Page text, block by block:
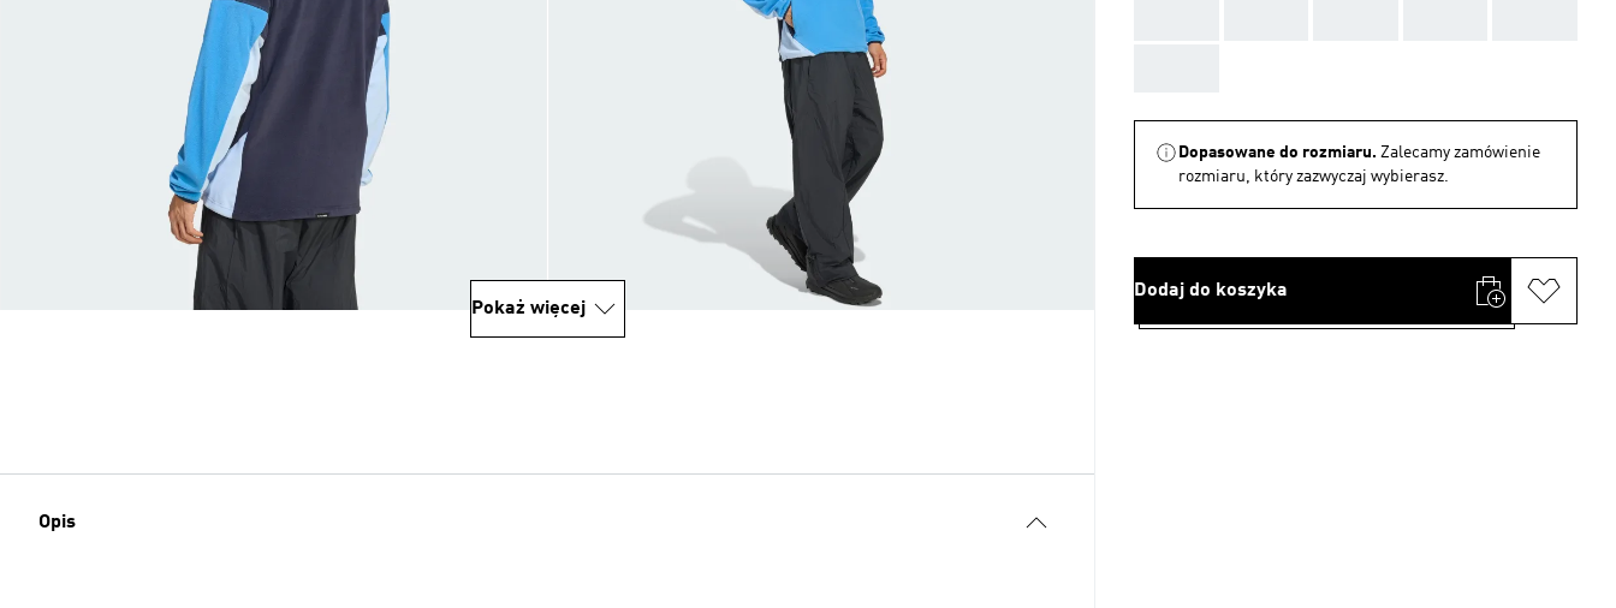
Pokaż więcej
Opis
Dopasowane do rozmiaru. Zalecamy zamówienie
rozmiaru, który zazwyczaj wybierasz.
Dodaj do koszyka